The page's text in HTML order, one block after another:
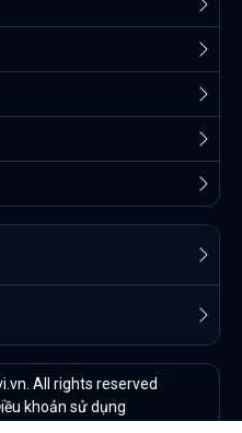
All rights reserved
khoản sử dụng